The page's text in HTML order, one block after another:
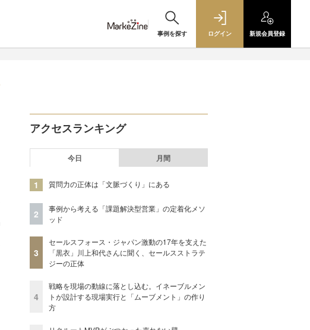
事例を探す ログイン 新規会員登録
アクセスランキング
今日 月間
1 質問力の正体は「文脈づくり」にある
2
事例から考える「課題解決型営業」の定着化メソ
ッド
3
セールスフォース・ジャパン激動の17年を支えた
「黒衣」川上和代さんに聞く、セールスストラテ
ジーの正体
4
戦略を現場の動線に落とし込む。イネーブルメン
トが設計する現場実行と「ムーブメント」の作り
方